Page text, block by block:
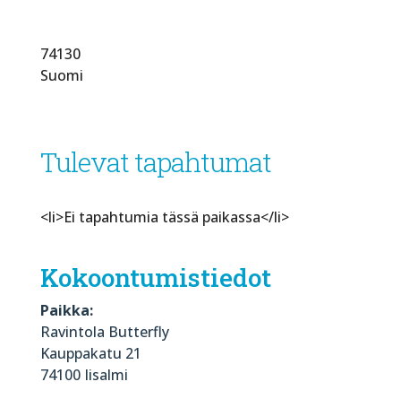
74130
Suomi
Tulevat tapahtumat
<li>Ei tapahtumia tässä paikassa</li>
Kokoontumistiedot
Paikka:
Ravintola Butterfly
Kauppakatu 21
74100 Iisalmi